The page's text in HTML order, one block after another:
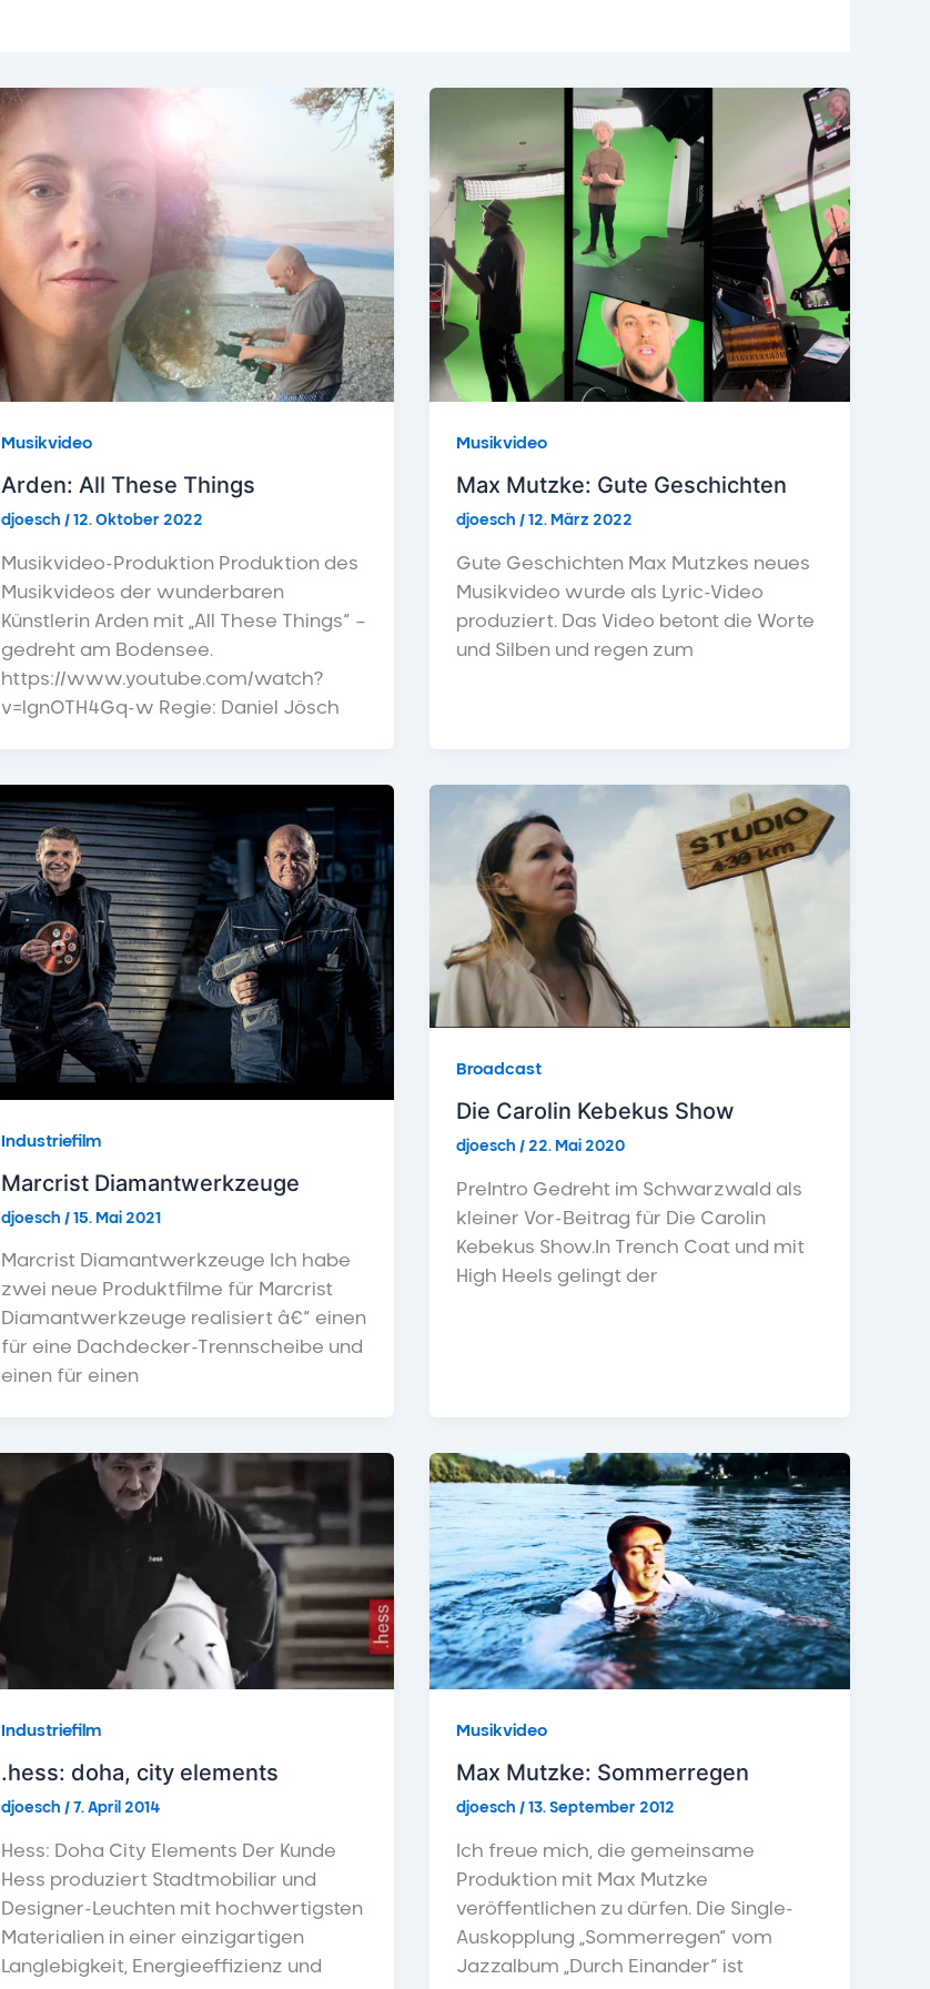
Musikvideo
Arden: All These Things
djoesch / 12. Oktober 2022
Musikvideo-Produktion Produktion des
Musikvideos der wunderbaren
Künstlerin Arden mit „All These Things“ –
gedreht am Bodensee.
https://www.youtube.com/watch?
v=lgnOTH4Gq-w Regie: Daniel Jösch
Musikvideo
Max Mutzke: Gute Geschichten
djoesch/12. März 2022
Gute Geschichten Max Mutzkes neues
Musikvideo wurde als Lyric-Video
produziert. Das Video betont die Worte
und Silben und regen zum
Industriefilm
Marcrist Diamantwerkzeuge
djoesch / 15. Mai 2021
Marcrist Diamantwerkzeuge Ich habe
zwei neue Produktfilme für Marcrist
Diamantwerkzeuge realisiert â€“ einen
für eine Dachdecker-Trennscheibe und
einen für einen
Broadcast
Die Carolin Kebekus Show
djoesch/ 22. Mai 2020
PreIntro Gedreht im Schwarzwald als
kleiner Vor-Beitrag für Die Carolin
Kebekus Show.In Trench Coat und mit
High Heels gelingt der
Industriefilm
.hess: doha, city elements
djoesch / 7. April 2014
Hess: Doha City Elements Der Kunde
Hess produziert Stadtmobiliar und
Designer-Leuchten mit hochwertigsten
Materialien in einer einzigartigen
Langlebigkeit, Energieeffizienz und
Musikvideo
Max Mutzke: Sommerregen
djoesch/13. September 2012
Ich freue mich, die gemeinsame
Produktion mit Max Mutzke
veröffentlichen zu dürfen. Die Single-
Auskopplung „Sommerregen“ vom
Jazzalbum „Durch Einander“ ist